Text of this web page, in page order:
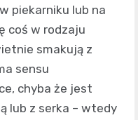
piekarniku lub na
coś w rodzaju
smakują z
sensu
chyba że jest
lub z serka – wtedy